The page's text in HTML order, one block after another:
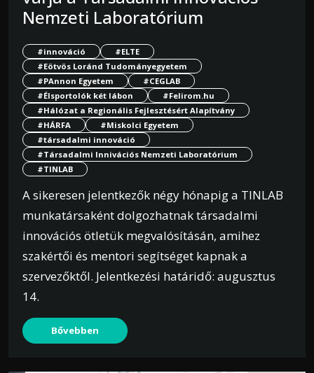
Nemzeti Laboratórium
#innováció
#ELTE
#Eötvös Loránd Tudományegyetem
#PAnnon Egyetem
#CEGLAB
#Élsportolók két lábon
#Felirom.hu
#Hálózat a Regionális Fejlesztésért Alapítvány
#HÁRFA
#Miskolci Egyetem
#társadalmi innováció
#Társadalmi Innivációs Nemzeti Laboratórium
#TINLAB
A sikeresen jelentkezők négy hónapig a TINLAB
munkatársaként dolgozhatnak társadalmi
innovációs ötletük megvalósításán, amihez
szakértői és mentori segítséget kapnak a
szervezőktől. Jelentkezési határidő: augusztus
14.
Bővebben